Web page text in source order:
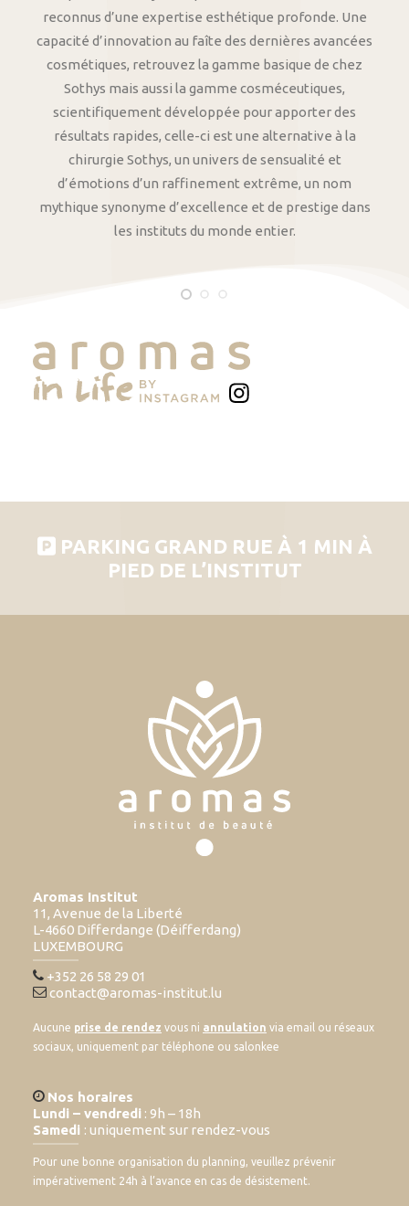
reconnus d’une expertise esthétique profonde. Une
capacité d’innovation au faîte des dernières avancées
cosmétiques, retrouvez la gamme basique de chez
Sothys mais aussi la gamme cosméceutiques,
scientifiquement développée pour apporter des
résultats rapides, celle-ci est une alternative à la
chirurgie Sothys, un univers de sensualité et
d’émotions d’un raffinement extrême, un nom
mythique synonyme d’excellence et de prestige dans
les instituts du monde entier.
PARKING GRAND RUE À 1 MIN À
PIED DE L’INSTITUT
Aromas Institut
11, Avenue de la Liberté
L-4660 Differdange (Déifferdang)
LUXEMBOURG
+352 26 58 29 01
contact@aromas-institut.lu
Aucune prise de rendez vous ni annulation via email ou réseaux
sociaux, uniquement par téléphone ou salonkee
Nos horaires
Lundi – vendredi : 9h – 18h
Samedi : uniquement sur rendez-vous
Pour une bonne organisation du planning, veuillez prévenir
impérativement 24h à l’avance en cas de désistement.